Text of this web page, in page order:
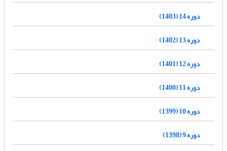
دوره 14 (1403)
دوره 13 (1402)
دوره 12 (1401)
دوره 11 (1400)
دوره 10 (1399)
دوره 9 (1398)